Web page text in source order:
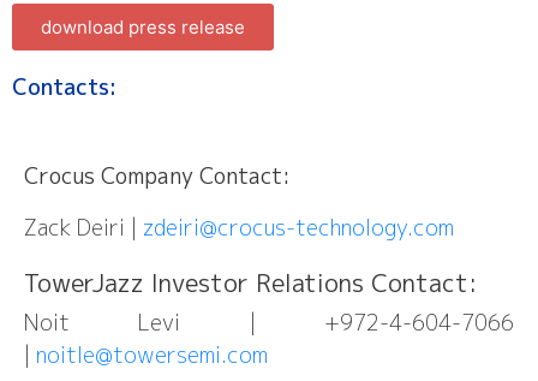
download press release
Contacts:
Crocus Company Contact:
Zack Deiri | zdeiri@crocus-technology.com
TowerJazz Investor Relations Contact:
Noit Levi | +972-4-604-7066
| noitle@towersemi.com